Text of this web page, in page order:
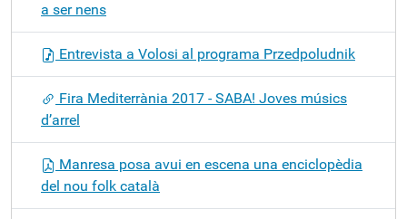
a ser nens
Entrevista a Volosi al programa Przedpoludnik
Fira Mediterrània 2017 - SABA! Joves músics
d’arrel
Manresa posa avui en escena una enciclopèdia
del nou folk català